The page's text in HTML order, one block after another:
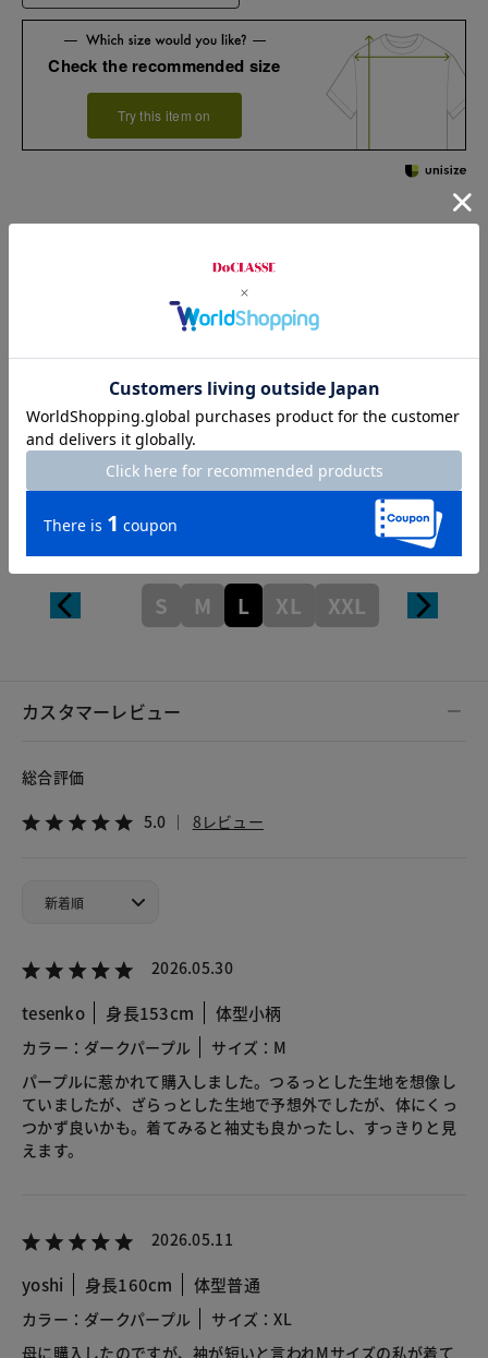
Check the recommended size
Try this item on
S M L XL XXL
カスタマーレビュー
総合評価
5.0 8レビュー
2026.05.30
tesenko 身長153cm 体型小柄
カラー：ダークパープル
サイズ：M
パープルに惹かれて購入しました。つるっとした生地を想像し
ていましたが、ざらっとした生地で予想外でしたが、体にくっ
つかず良いかも。着てみると袖丈も良かったし、すっきりと見
えます。
2026.05.11
yoshi 身長160cm 体型普通
カラー：ダークパープル
サイズ：XL
母に購入したのですが、袖が短いと言われMサイズの私が着て